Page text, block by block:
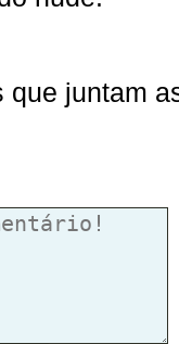
que juntam